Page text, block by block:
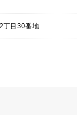
丁目30番地